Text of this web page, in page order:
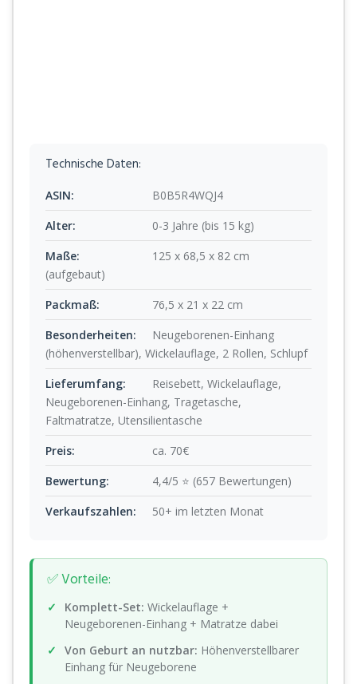
Technische Daten:
ASIN:
B0B5R4WQJ4
Alter:
0-3 Jahre (bis 15 kg)
Maße:
125 x 68,5 x 82 cm
(aufgebaut)
Packmaß:
76,5 x 21 x 22 cm
Besonderheiten:
Neugeborenen-Einhang
(höhenverstellbar), Wickelauflage, 2 Rollen, Schlupf
Lieferumfang:
Reisebett, Wickelauflage,
Neugeborenen-Einhang, Tragetasche,
Faltmatratze, Utensilientasche
Preis:
ca. 70€
Bewertung:
4,4/5 ⭐ (657 Bewertungen)
Verkaufszahlen:
50+ im letzten Monat
✅ Vorteile:
Komplett-Set: Wickelauflage +
Neugeborenen-Einhang + Matratze dabei
Von Geburt an nutzbar: Höhenverstellbarer
Einhang für Neugeborene